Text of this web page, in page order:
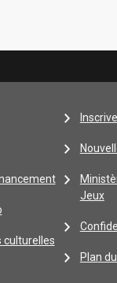
culturelles
Jeux
Plan